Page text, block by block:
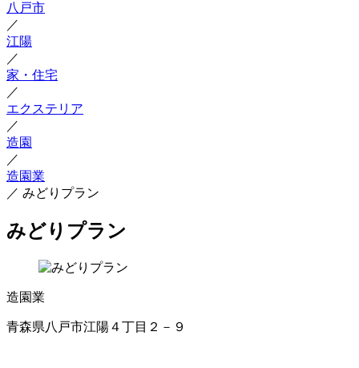
八戸市
／
江陽
／
家・住宅
／
エクステリア
／
造園
／
造園業
／ みどりプラン
みどりプラン
造園業
青森県八戸市江陽４丁目２－９